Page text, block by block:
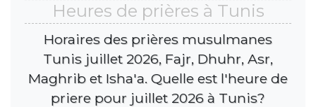
Heures de prières à Tunis
Horaires des prières musulmanes
Tunis juillet 2026, Fajr, Dhuhr, Asr,
Maghrib et Isha'a. Quelle est l'heure de
priere pour juillet 2026 à Tunis?